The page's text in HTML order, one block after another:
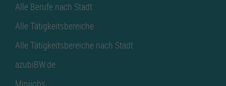
Alle Berufe nach Stadt
Alle Tätigkeitsbereiche
Alle Tätigkeitsbereiche nach Stadt
azubiBW.de
Minijobs